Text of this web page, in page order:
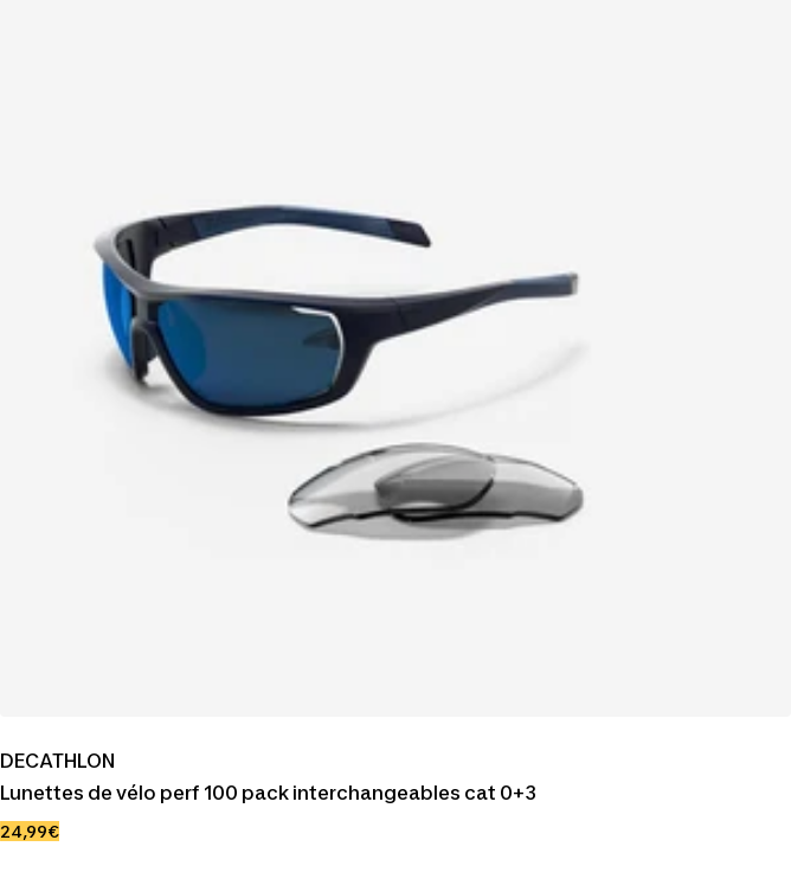
DECATHLON
Lunettes de vélo perf 100 pack interchangeables cat 0+3
Prix
24,99€